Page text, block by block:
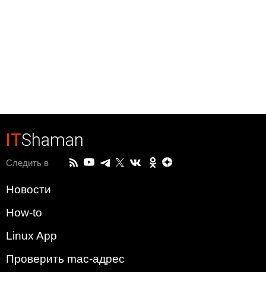
ITShaman
Следить в
Новости
How-to
Linux App
Проверить mac-адрес